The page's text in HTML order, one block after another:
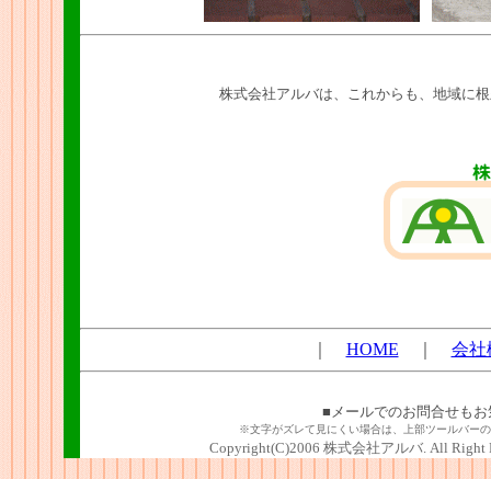
株式会社アルバは、これからも、地域に
HOME 会社
■メールでのお問合せも
※文字がズレて見にくい場合は、上部ツールバー
Copyright(C)2006 株式会社アルバ. All Right